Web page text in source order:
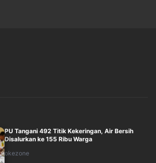
PU Tangani 492 Titik Kekeringan, Air Bersih
Disalurkan ke 155 Ribu Warga
okezone